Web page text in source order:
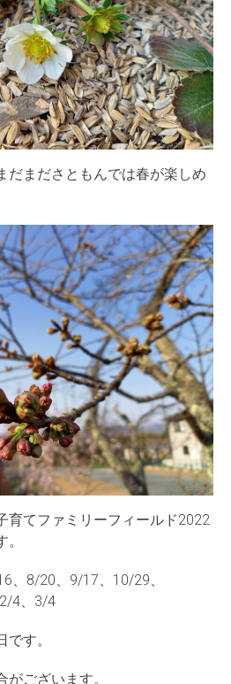
だまださともんでは春が楽しめ
育てファミリーフィールド2022
、8/20、9/17、10/29、
4、3/4
です。
ございます。